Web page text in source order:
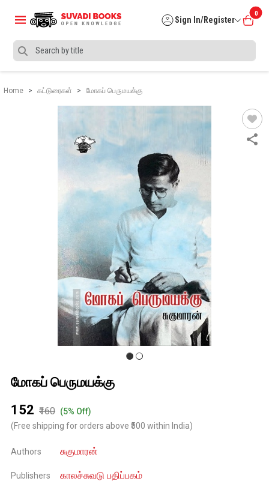
Sign In/Register
0
Home கட்டுரைகள் மோகப் பெருமயக்கு
மோகப் பெருமயக்கு
₹152 ₹160 (5% Off)
(Free shipping for orders above ₹500 within India)
Authors சுகுமாரன்
Publishers காலச்சுவடு பதிப்பகம்